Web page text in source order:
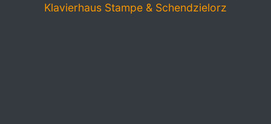
Klavierhaus Stampe & Schendzielorz